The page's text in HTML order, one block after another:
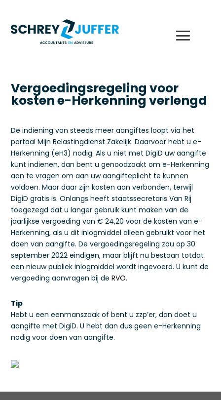
Vergoedingsregeling voor
kosten e-Herkenning verlengd
De indiening van steeds meer aangiftes loopt via het
portaal Mijn Belastingdienst Zakelijk. Daarvoor hebt u e-
Herkenning (eH3) nodig. Als u niet met DigiD uw aangifte
kunt indienen, dan bent u genoodzaakt om e-Herkenning
aan te vragen om aan uw aangifteplicht te kunnen
voldoen. Maar daar zijn kosten aan verbonden, terwijl
DigiD gratis is. Onlangs heeft staatssecretaris Van Rij
toegezegd dat u langer gebruik kunt maken van de
jaarlijkse vergoeding van € 24,20 voor de kosten van e-
Herkenning, als u dit inlogmiddel alleen gebruikt voor het
doen van aangifte. De vergoedingsregeling zou op 30
september 2022 eindigen, maar blijft nu bestaan totdat
een nieuw publiek inlogmiddel wordt ingevoerd. U kunt de
vergoeding aanvragen bij deRVO.
Tip
Hebt u een eenmanszaak of bent u zzp’er, dan doet u
aangifte met DigiD. U hebt dan dus geen e-Herkenning
nodig voor doen van aangifte.